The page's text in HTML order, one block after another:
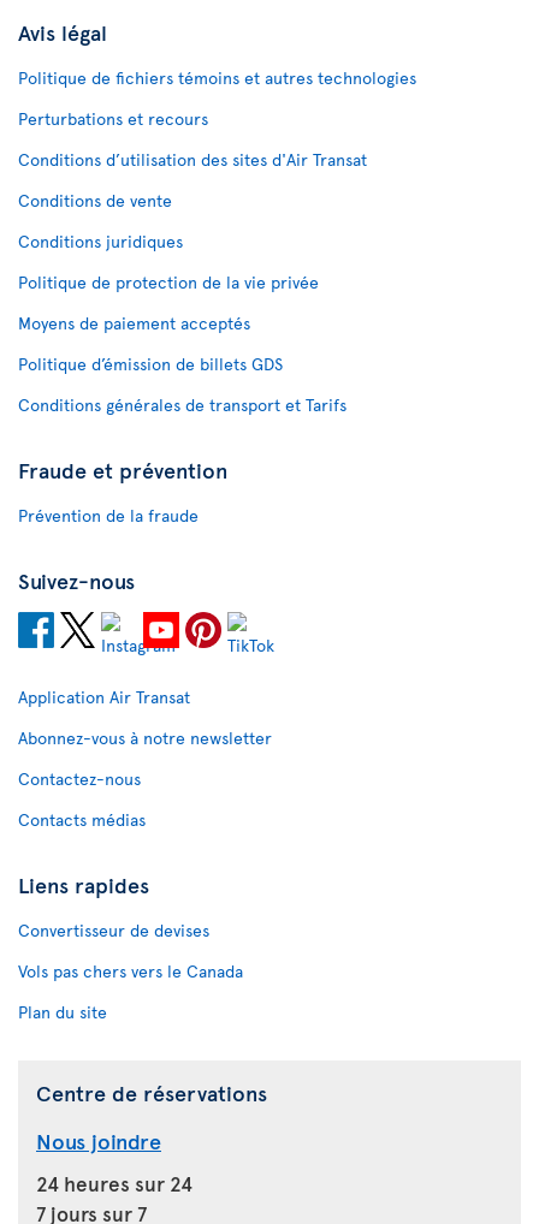
Avis légal
Politique de fichiers témoins et autres technologies
Perturbations et recours
Conditions d’utilisation des sites d'Air Transat
Conditions de vente
Conditions juridiques
Politique de protection de la vie privée
Moyens de paiement acceptés
Politique d’émission de billets GDS
Conditions générales de transport et Tarifs
Fraude et prévention
Prévention de la fraude
Suivez-nous
Application Air Transat
Abonnez-vous à notre newsletter
Contactez-nous
Contacts médias
Liens rapides
Convertisseur de devises
Vols pas chers vers le Canada
Plan du site
Centre de réservations
Nous joindre
24 heures sur 24
7 jours sur 7